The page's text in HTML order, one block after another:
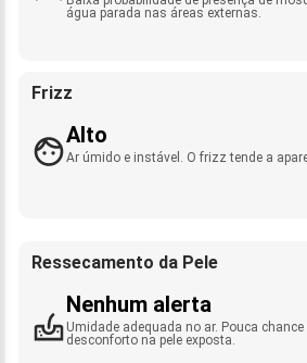
água parada nas áreas externas.
Frizz
Alto
Ar úmido e instável. O frizz tende a
Ressecamento da Pele
Nenhum alerta
Umidade adequada no ar. Pouca
desconforto na pele exposta.